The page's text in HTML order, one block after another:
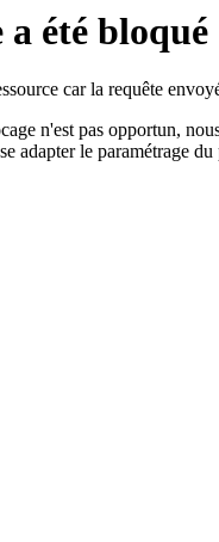
a été bloqué
car la requête
n'est pas opportun,
adapter le paramétrage du